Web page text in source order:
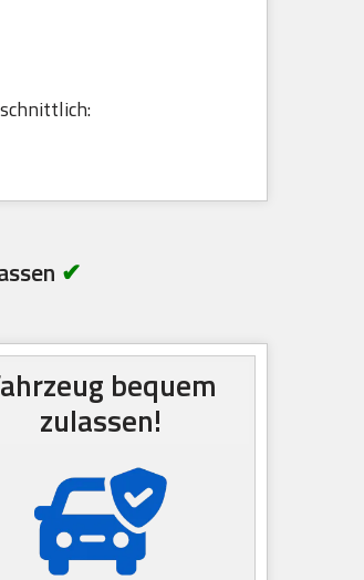
✔
bequem
zulassen!